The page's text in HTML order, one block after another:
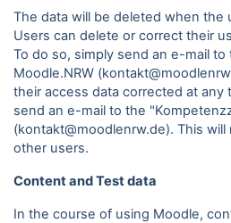
The data will be deleted when the
Users can delete or correct their
To do so, simply send an e-mail
Moodle.NRW
their access data corrected at any
send an e-mail to the
(kontakt@moodlenrw.de). This
other users.
Content and Test data
In the course of using Moodle,